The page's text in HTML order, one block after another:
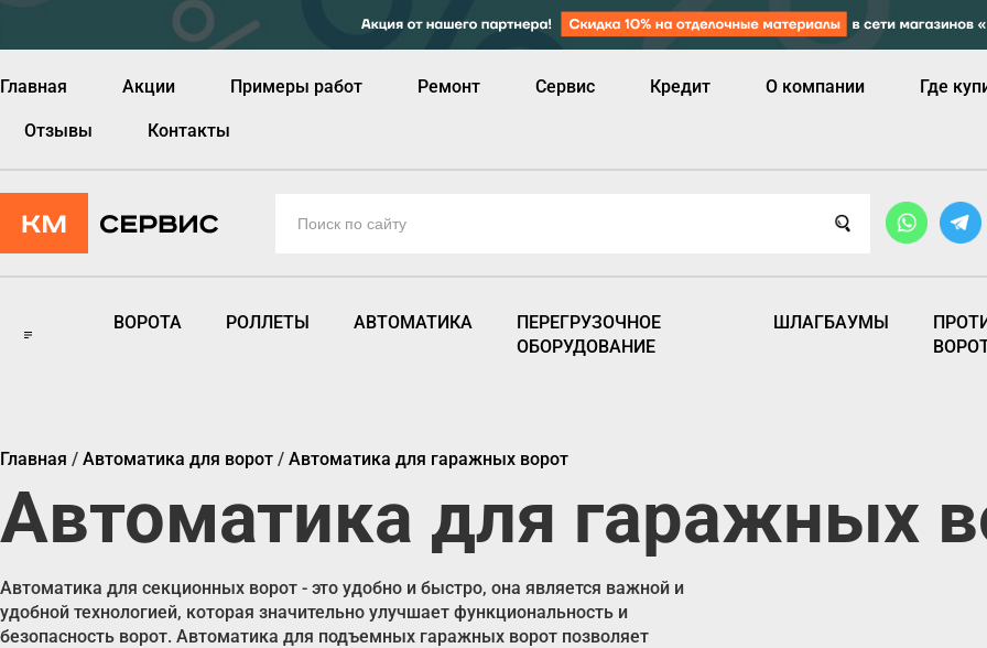
Главная Акции Примеры работ Ремонт Сервис Кредит О компании Где
Отзывы Контакты
ВОРОТА РОЛЛЕТЫ АВТОМАТИКА
ПЕРЕГРУЗОЧНОЕ
ОБОРУДОВАНИЕ
ШЛАГБАУМЫ
Главная / Автоматика для ворот / Автоматика для гаражных ворот
Автоматика для гаражных
Автоматика для секционных ворот - это удобно и быстро, она является важной и
удобной технологией, которая значительно улучшает функциональность и
безопасность ворот. Автоматика для подъемных гаражных ворот позволяет